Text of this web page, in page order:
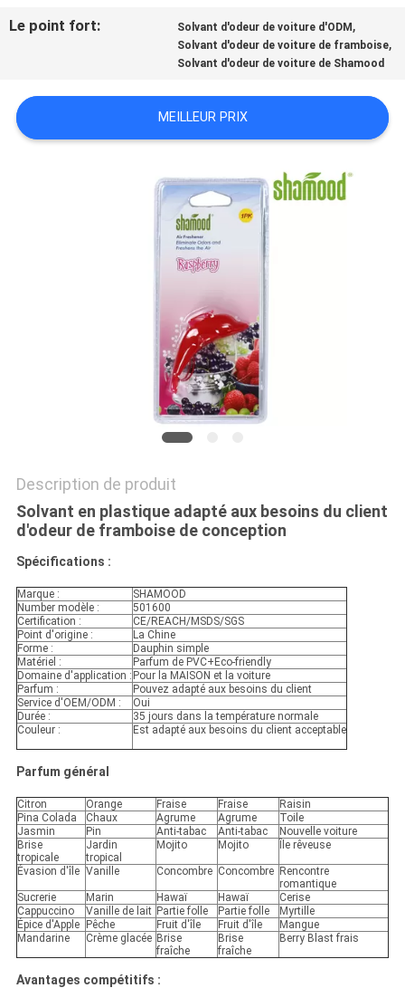
NOUVELLES
UNE
CITATION
Le point fort: Solvant d'odeur de voiture d'ODM ,
Solvant d'odeur de voiture de framboise,
Solvant d'odeur de voiture de Shamood
MEILLEUR PRIX
Description de produit
Solvant en plastique adapté aux besoins du client
d'odeur de framboise de conception
Spécifications :
Marque :
SHAMOOD
Number modèle :
501600
Certification :
CE/REACH/MSDS/SGS
Point d'origine :
La Chine
Forme :
Dauphin simple
Matériel :
Parfum de PVC+Eco-friendly
Domaine d'application : Pour la MAISON et la voiture
Parfum :
Pouvez adapté aux besoins du client
Service d'OEM/ODM :
Oui
Durée :
35 jours dans la température normale
Couleur :
Est adapté aux besoins du client acceptable
Parfum général
Citron Orange Fraise Fraise
Raisin
Pina Colada
Chaux Agrume Agrume
Toile
Jasmin
Pin Anti-tabac Anti-tabac
Nouvelle voiture
Brise
tropicale
Jardin
tropical
Mojito Mojito Île rêveuse
Évasion d'île Vanille Concombre Concombre Rencontre
romantique
Sucrerie
Marin Hawaï Hawaï
Cerise
Cappuccino
Vanille de lait Partie folle Partie folle
Myrtille
Épice d'Apple
Pêche Fruit d'île Fruit d'île
Mangue
Mandarine
Crème glacée Brise
fraîche
Brise
fraîche
Berry Blast frais
Avantages compétitifs :